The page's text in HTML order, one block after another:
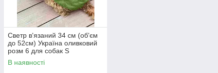
Светр в'язаний 34 см (об'єм
до 52см) Україна оливковий
розм 6 для собак S
В наявності